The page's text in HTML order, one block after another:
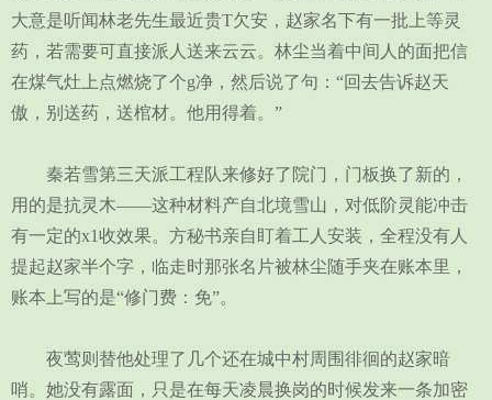
大意是听闻林老先生最近贵T欠安，赵家名下有一批上等灵
药，若需要可直接派人送来云云。林尘当着中间人的面把信
在煤气灶上点燃烧了个g净，然后说了句：“回去告诉赵天
傲，别送药，送棺材。他用得着。”
秦若雪第三天派工程队来修好了院门，门板换了新的，
用的是抗灵木——这种材料产自北境雪山，对低阶灵能冲击
有一定的x1收效果。方秘书亲自盯着工人安装，全程没有人
提起赵家半个字，临走时那张名片被林尘随手夹在账本里，
账本上写的是“修门费：免”。
夜莺则替他处理了几个还在城中村周围徘徊的赵家暗
哨。她没有露面，只是在每天凌晨换岗的时候发来一条加密